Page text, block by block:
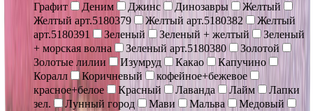
Графит
Деним Джинс Динозавры
Желтый
Желтый арт.5180379
Желтый арт.5180382
Желтый
арт.5180391
Зеленый Зеленый + желтый
Зеленый
+ морская волна
Зеленый арт.5180380
Золотой
Золотые лилии
Изумруд Какао
Капучино
Коралл
Коричневый
кофейное+бежевое
красное+белое
Красный Лаванда Лайм
Лапки
зел.
Лунный город Мави Мальва
Медовый